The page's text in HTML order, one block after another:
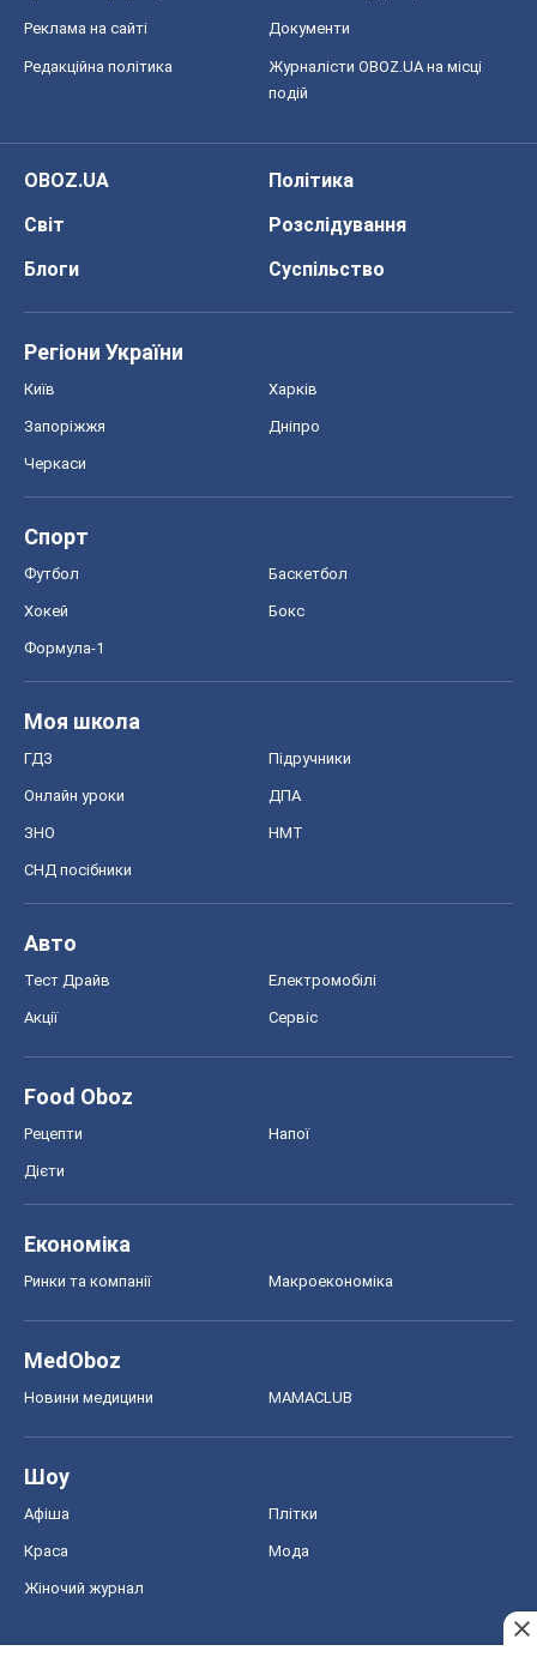
Реклама на сайті Документи
Редакційна політика
Журналісти OBOZ.UA на місці
подій
OBOZ.UA
Політика
Світ
Розслідування
Блоги
Суспільство
Регіони України
Київ Харків
Запоріжжя Дніпро
Черкаси
Спорт
Футбол Баскетбол
Хокей Бокс
Формула-1
Моя школа
ГДЗ Підручники
Онлайн уроки ДПА
ЗНО НМТ
СНД посібники
Авто
Тест Драйв Електромобілі
Акції Сервіс
Food Oboz
Рецепти Напої
Дієти
Економіка
Ринки та компанії Макроекономіка
MedOboz
Новини медицини MAMACLUB
Шоу
Афіша Плітки
Краса Мода
Жіночий журнал